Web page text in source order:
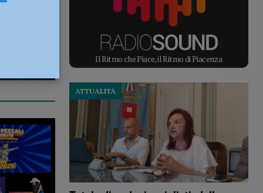
Il Ritmo che Piace, il Ritmo di Piacenza
ATTUALITÀ